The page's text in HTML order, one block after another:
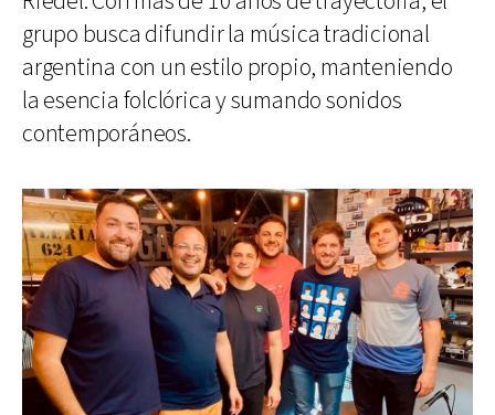
grupo busca difundir la música tradicional
argentina con un estilo propio, manteniendo
la esencia folclórica y sumando sonidos
contemporáneos.